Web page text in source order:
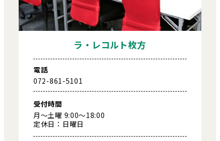
ラ・レコルト枚方
電話
072-861-5101
受付時間
月～土曜 9:00～18:00
定休日：日曜日